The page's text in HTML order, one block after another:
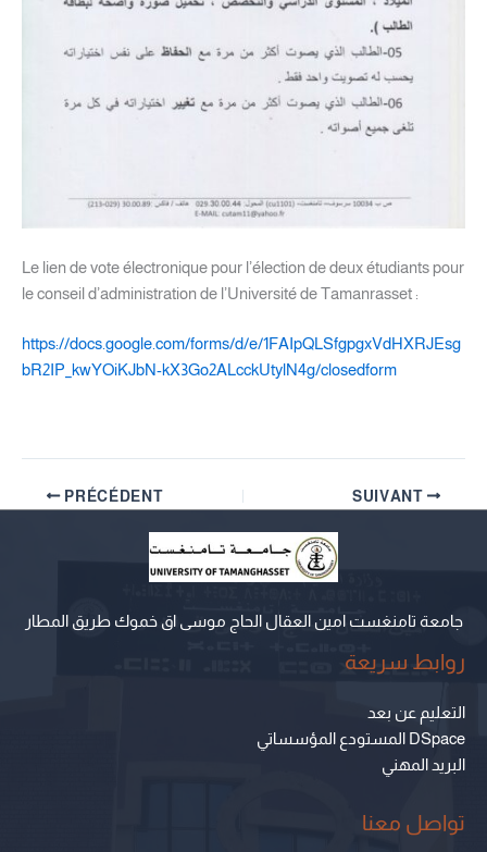
Le lien de vote électronique pour l’élection de deux étudiants pour
le conseil d’administration de l’Université de Tamanrasset :
https://docs.google.com/forms/d/e/1FAIpQLSfgpgxVdHXRJEsg
bR2IP_kwYOiKJbN-kX3Go2ALcckUtylN4g/closedform
PRÉCÉDENT SUIVANT
جامعة تامنغست امين العقال الحاج موسى اق خموك طريق المطار
روابط سريعة
التعليم عن بعد
المستودع المؤسساتي DSpace
البريد المهني
تواصل معنا